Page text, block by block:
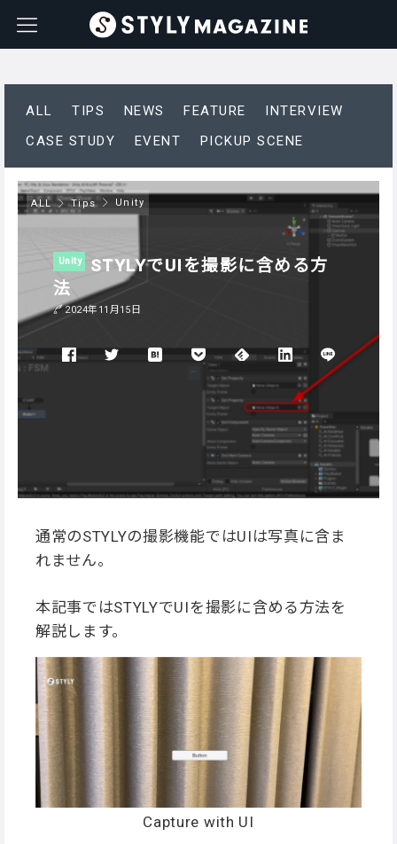
ALL TIPS NEWS FEATURE
INTERVIEW
CASE STUDY
EVENT PICKUP SCENE
ALL Tips Unity
Unity
STYLYでUIを撮影に含める方
法
2024年11月15日
通常のSTYLYの撮影機能ではUIは写真に含ま
れません。
本記事ではSTYLYでUIを撮影に含める方法を
解説します。
Capture with UI